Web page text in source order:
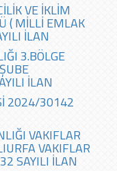
VE İKLİM
( MİLLİ EMLAK
İLAN
3.BÖLGE
İLAN
2024/30142
VAKIFLAR
VAKIFLAR
SAYILI İLAN